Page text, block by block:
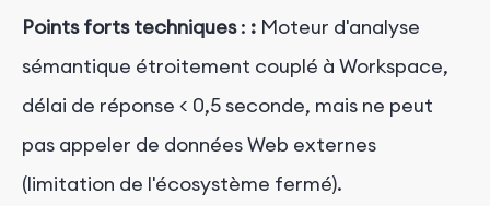
Points forts techniques : : Moteur d'analyse
sémantique étroitement couplé à Workspace,
délai de réponse < 0,5 seconde, mais ne peut
pas appeler de données Web externes
(limitation de l'écosystème fermé).